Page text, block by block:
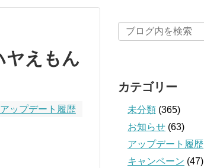
ヤえもん
アップデート履歴
カテゴリー
未分類 (365)
お知らせ (63)
アップデート履歴
キャンペーン (47)